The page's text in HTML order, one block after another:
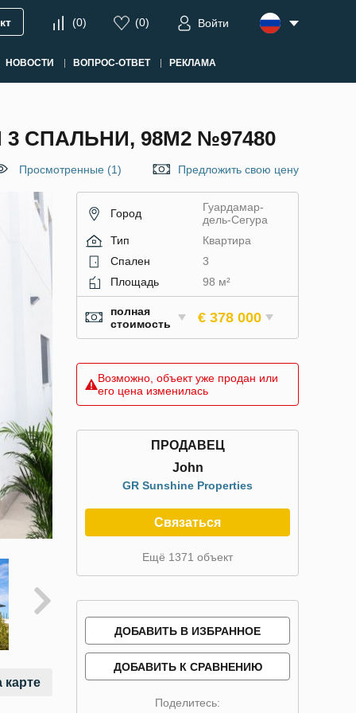
(0) (0) Войти
НОВОСТИ ВОПРОС-ОТВЕТ РЕКЛАМА
СПАЛЬНИ, 98М2 №97480
Просмотренные (1) Предложить свою цену
карте
Город
Гуардамар-
дель-Сегура
Тип
Квартира
Спален
3
Площадь
98 м²
полная
стоимость
€ 378 000
Возможно, объект уже продан или
его цена изменилась
ПРОДАВЕЦ
John
GR Sunshine Properties
Связаться
Ещё 1371 объект
ДОБАВИТЬ В ИЗБРАННОЕ
ДОБАВИТЬ К СРАВНЕНИЮ
Поделитесь: